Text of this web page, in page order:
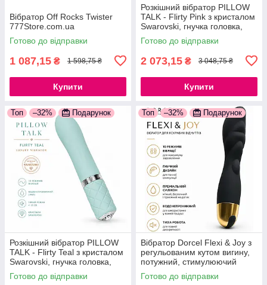
Вібратор Off Rocks Twister
777Store.com.ua
Готово до відправки
1 087,15 ₴ 1 598,75 ₴
Купити
Розкішний вібратор PILLOW
TALK - Flirty Pink з кристалом
Swarovski, гнучка головка,
м'який силікон, USB-кабель
Готово до відправки
2 073,15 ₴ 3 048,75 ₴
Купити
Топ –32% Подарунок
Розкішний вібратор PILLOW
TALK - Flirty Teal з кристалом
Swarovski, гнучка головка,
м'який силікон, USB-кабель
Готово до відправки
Топ –32% Подарунок
Вібратор Dorcel Flexi & Joy з
регульованим кутом вигину,
потужний, стимулюючий
рельєф, 2 мотора, USB-
кабель для зарядки
Готово до відправки